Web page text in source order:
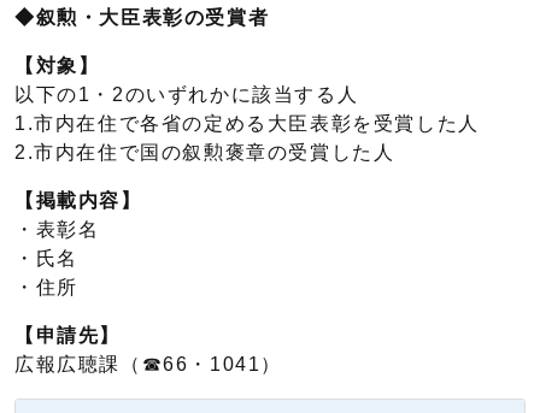
◆叙勲・大臣表彰の受賞者
【対象】
以下の1・2のいずれかに該当する人
1.市内在住で各省の定める大臣表彰を受賞した人
2.市内在住で国の叙勲褒章の受賞した人
【掲載内容】
・表彰名
・氏名
・住所
【申請先】
広報広聴課（☎66・1041）